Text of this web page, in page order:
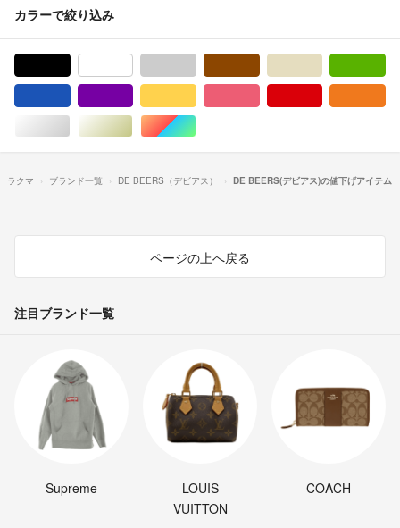
カラーで絞り込み
シルバー/銀色系ゴールド/金色系マルチカラー
ラクマ ブランド一覧 DE BEERS（デビアス） DE BEERS(デビアス)の値下げアイテム
ページの上へ戻る
注目ブランド一覧
Supreme
LOUIS
VUITTON
COACH